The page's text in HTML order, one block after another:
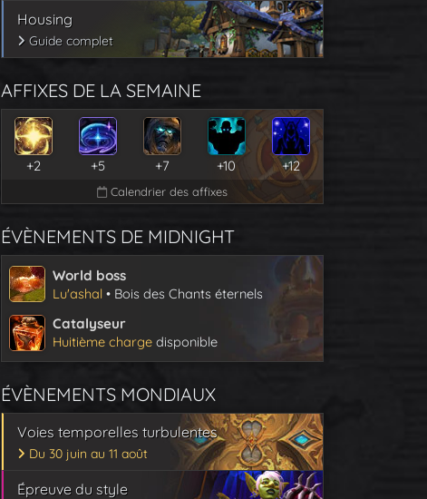
Housing
Guide complet
AFFIXES DE LA SEMAINE
+2 +5 +7 +10 +12
Calendrier des affixes
ÉVÈNEMENTS DE MIDNIGHT
World boss
Lu'ashal • Bois des Chants éternels
Catalyseur
Huitième charge disponible
ÉVÈNEMENTS MONDIAUX
Voies temporelles turbulentes
Du 30 juin au 11 août
Épreuve du style